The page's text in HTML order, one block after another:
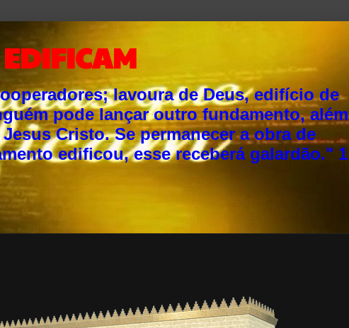
lavoura de Deus, edifício de
pode lançar outro fundamento, além
Cristo. Se permanecer a obra de
edificou, esse receberá galardão." 1